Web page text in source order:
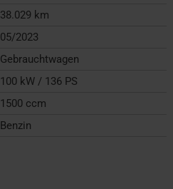
38.029 km
05/2023
Gebrauchtwagen
100 kW / 136 PS
1500 ccm
Benzin